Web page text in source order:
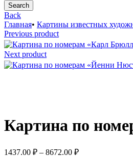
Search
Back
Главная• Картины известных
Previous product
Next product
Картина по
1437.00 ₽ – 8672.00 ₽Диапазон